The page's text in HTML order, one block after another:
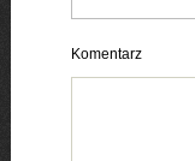
Komentarz